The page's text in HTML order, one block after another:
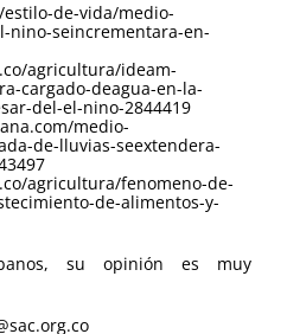
de-vida/medio-
nino-seincrementara-en-
agricultura/ideam-
cargado-deagua-en-la-
del-el-nino-2844419
medio-
de-lluvias-seextendera-
agricultura/fenomeno-de-
de-alimentos-y-
su opinión es muy